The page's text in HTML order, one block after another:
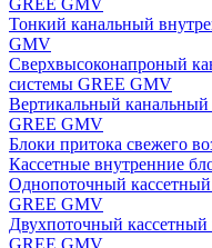
GREE GMV
Тонкий канальный
GMV
Сверхвысоконапроный
системы GREE GMV
Вертикальный
GREE GMV
Блоки притока свежего
Кассетные внутренние
Однопоточный
GREE GMV
Двухпоточный
GREE GMV